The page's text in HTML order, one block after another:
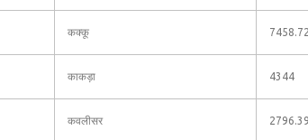
कक्कू 7458.72
काकड़ा 4344
कवलीसर 2796.39